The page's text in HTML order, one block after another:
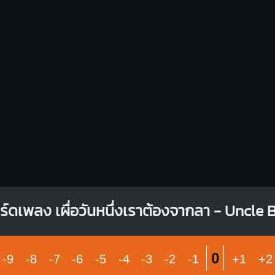
X X X
ดเพลง เผื่อวันหนึ่งเราต้องจากลา - Uncle
-9 -8 -7 -6 -5 -4 -3 -2 -1 0 +1 +2